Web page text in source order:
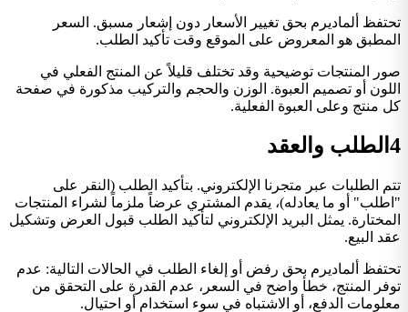
تحتفظ ألماديرم بحق تغيير الأسعار دون إشعار مسبق. السعر
المطبق هو المعروض على الموقع وقت تأكيد الطلب.
صور المنتجات توضيحية وقد تختلف قليلاً عن المنتج الفعلي في
اللون أو تصميم العبوة. الوزن والحجم والتركيب مذكورة في صفحة
كل منتج وعلى العبوة الفعلية.
4 الطلب والعقد
تتم الطلبات عبر متجرنا الإلكتروني. بتأكيد الطلب (النقر على
"اطلب" أو ما يعادله)، يقدم المشتري عرضاً ملزماً لشراء المنتجات
المختارة. يمثل البريد الإلكتروني لتأكيد الطلب قبول العرض وتشكيل
عقد البيع.
تحتفظ ألماديرم بحق رفض أو إلغاء الطلب في الحالات التالية: عدم
توفر المنتج، خطأ واضح في السعر، عدم القدرة على التحقق من
معلومات الدفع، أو الاشتباه في سوء استخدام أو احتيال.